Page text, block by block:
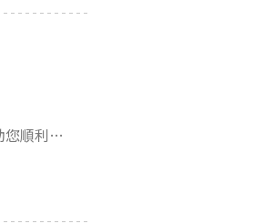
Malvern語言學校為英國官方雅思考場，提供考官教學與全英語沉浸式學習環境，助您順利通過雅思考試，實現留學夢想。